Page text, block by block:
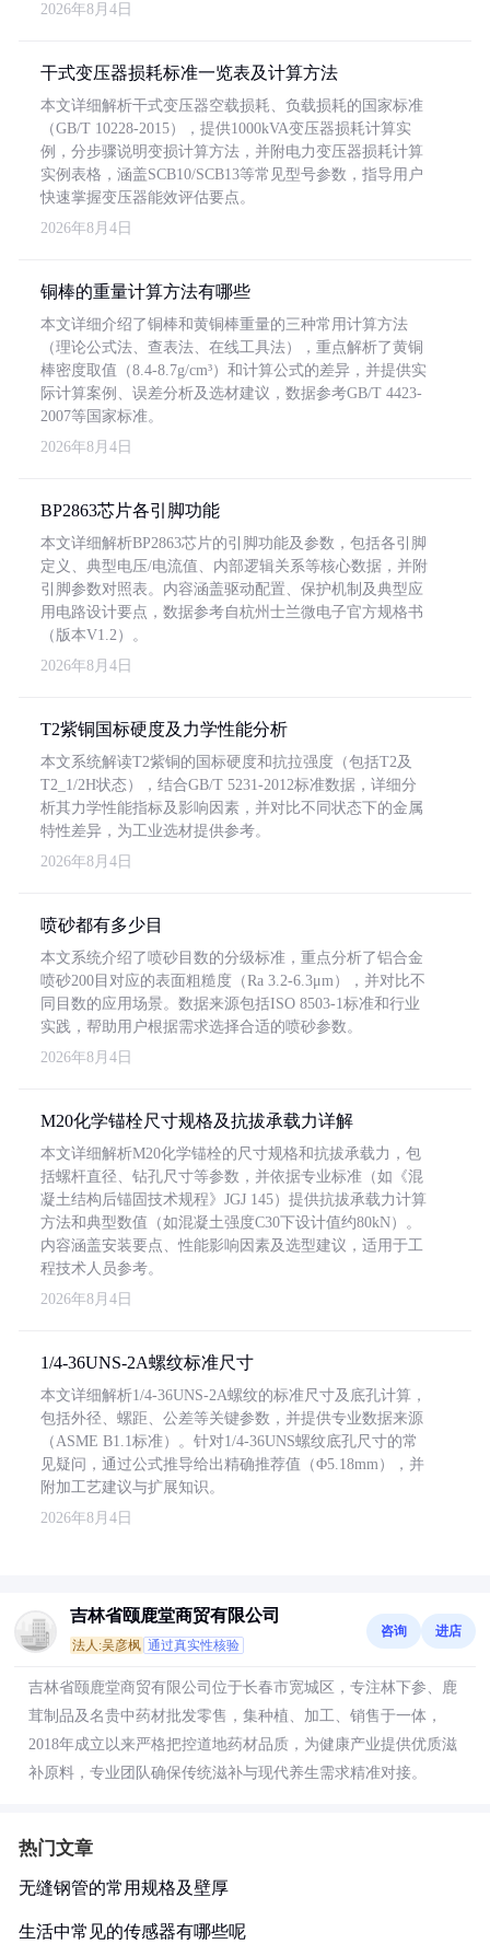
2026年8月4日
干式变压器损耗标准一览表及计算方法
本文详细解析干式变压器空载损耗、负载损耗的国家标准
（GB/T 10228-2015），提供1000kVA变压器损耗计算实
例，分步骤说明变损计算方法，并附电力变压器损耗计算
实例表格，涵盖SCB10/SCB13等常见型号参数，指导用户
快速掌握变压器能效评估要点。
2026年8月4日
铜棒的重量计算方法有哪些
本文详细介绍了铜棒和黄铜棒重量的三种常用计算方法
（理论公式法、查表法、在线工具法），重点解析了黄铜
棒密度取值（8.4-8.7g/cm³）和计算公式的差异，并提供实
际计算案例、误差分析及选材建议，数据参考GB/T 4423-
2007等国家标准。
2026年8月4日
BP2863芯片各引脚功能
本文详细解析BP2863芯片的引脚功能及参数，包括各引脚
定义、典型电压/电流值、内部逻辑关系等核心数据，并附
引脚参数对照表。内容涵盖驱动配置、保护机制及典型应
用电路设计要点，数据参考自杭州士兰微电子官方规格书
（版本V1.2）。
2026年8月4日
T2紫铜国标硬度及力学性能分析
本文系统解读T2紫铜的国标硬度和抗拉强度（包括T2及
T2_1/2H状态），结合GB/T 5231-2012标准数据，详细分
析其力学性能指标及影响因素，并对比不同状态下的金属
特性差异，为工业选材提供参考。
2026年8月4日
喷砂都有多少目
本文系统介绍了喷砂目数的分级标准，重点分析了铝合金
喷砂200目对应的表面粗糙度（Ra 3.2-6.3μm），并对比不
同目数的应用场景。数据来源包括ISO 8503-1标准和行业
实践，帮助用户根据需求选择合适的喷砂参数。
2026年8月4日
M20化学锚栓尺寸规格及抗拔承载力详解
本文详细解析M20化学锚栓的尺寸规格和抗拔承载力，包
括螺杆直径、钻孔尺寸等参数，并依据专业标准（如《混
凝土结构后锚固技术规程》JGJ 145）提供抗拔承载力计算
方法和典型数值（如混凝土强度C30下设计值约80kN）。
内容涵盖安装要点、性能影响因素及选型建议，适用于工
程技术人员参考。
2026年8月4日
1/4-36UNS-2A螺纹标准尺寸
本文详细解析1/4-36UNS-2A螺纹的标准尺寸及底孔计算，
包括外径、螺距、公差等关键参数，并提供专业数据来源
（ASME B1.1标准）。针对1/4-36UNS螺纹底孔尺寸的常
见疑问，通过公式推导给出精确推荐值（Φ5.18mm），并
附加工艺建议与扩展知识。
2026年8月4日
吉林省颐鹿堂商贸有限公司
法人:吴彦枫 通过真实性核验
咨询 进店
吉林省颐鹿堂商贸有限公司位于长春市宽城区，专注林下参、鹿
茸制品及名贵中药材批发零售，集种植、加工、销售于一体，
2018年成立以来严格把控道地药材品质，为健康产业提供优质滋
补原料，专业团队确保传统滋补与现代养生需求精准对接。
热门文章
无缝钢管的常用规格及壁厚
生活中常见的传感器有哪些呢